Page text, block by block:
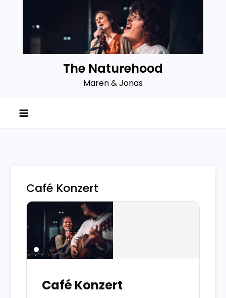
The Naturehood
Maren & Jonas
Café Konzert
Café Konzert